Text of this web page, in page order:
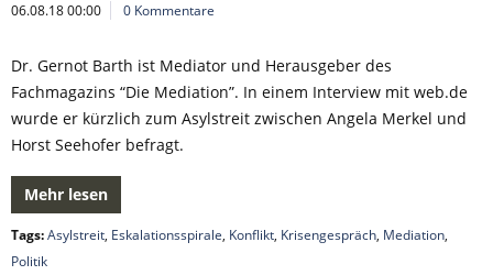
06.08.18 00:00 0 Kommentare
Dr. Gernot Barth ist Mediator und Herausgeber des
Fachmagazins “Die Mediation”. In einem Interview mit web.de
wurde er kürzlich zum Asylstreit zwischen Angela Merkel und
Horst Seehofer befragt.
Mehr lesen
Tags:Asylstreit, Eskalationsspirale, Konflikt, Krisengespräch, Mediation,
Politik